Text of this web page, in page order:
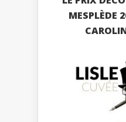
MESPLÈDE